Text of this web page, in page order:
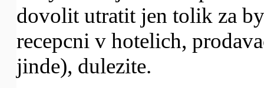
dovolit utratit jen tolik za
recepcni v hotelich,
jinde), dulezite.